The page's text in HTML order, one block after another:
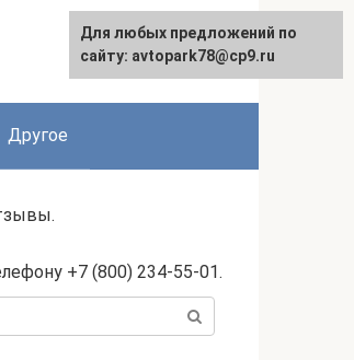
Другое
+7 (800) 234-55-01.
Для любых предложений по
сайту: avtopark78@cp9.ru